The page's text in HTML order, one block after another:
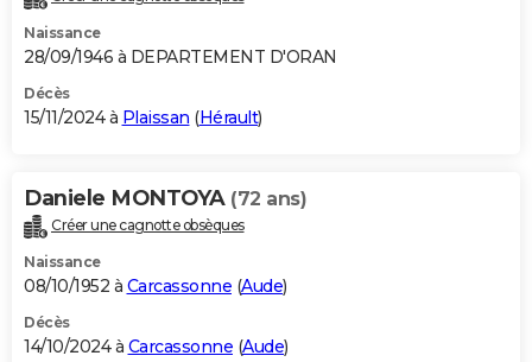
Naissance
28/09/1946 à DEPARTEMENT D'ORAN
Décès
15/11/2024 à Plaissan (Hérault)
Daniele MONTOYA (72 ans)
Créer une cagnotte obsèques
Naissance
08/10/1952 à Carcassonne (Aude)
Décès
14/10/2024 à Carcassonne (Aude)